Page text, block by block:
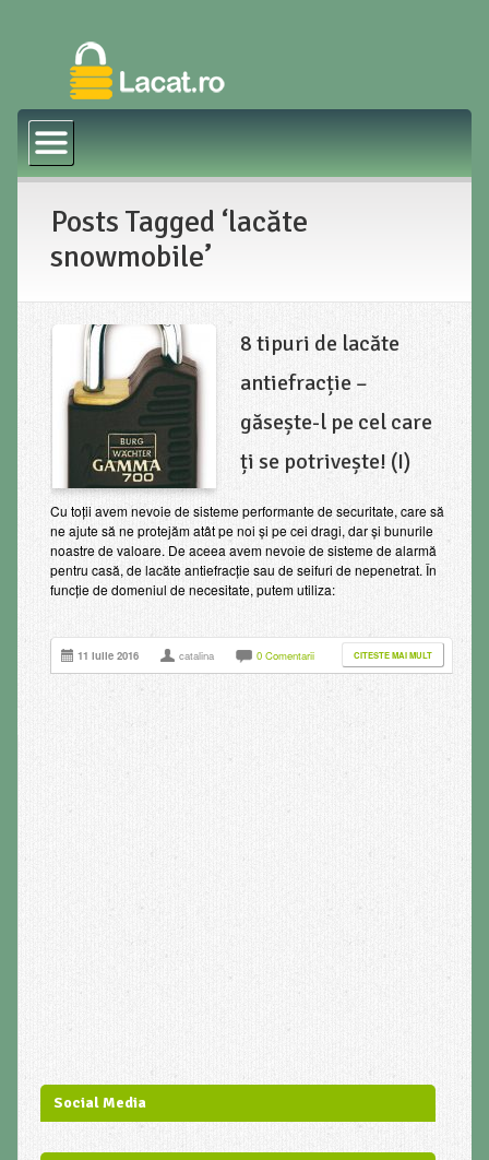
Blog
Posts Tagged ‘lacăte
snowmobile’
8 tipuri de lacăte
antiefracție –
găsește-l pe cel care
ți se potrivește! (I)
Cu toții avem nevoie de sisteme performante de securitate, care să
ne ajute să ne protejăm atât pe noi și pe cei dragi, dar și bunurile
noastre de valoare. De aceea avem nevoie de sisteme de alarmă
pentru casă, de lacăte antiefracție sau de seifuri de nepenetrat. În
funcție de domeniul de necesitate, putem utiliza:
11 iulie 2016 catalina 0 Comentarii CITESTE MAI MULT
Social Media